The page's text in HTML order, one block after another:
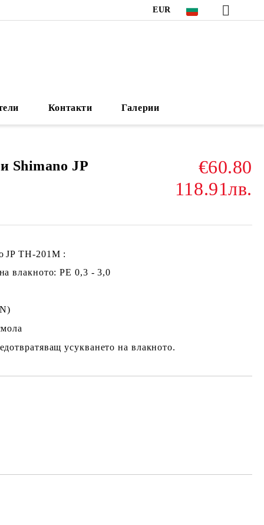
EUR
Контакти Галерии
Shimano JP
€60.80
118.91лв.
JP TH-201M :
влакното: PE 0,3 - 3,0
усукването на влакното.